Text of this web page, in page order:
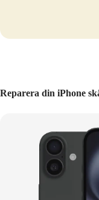
Reparera din iPhone